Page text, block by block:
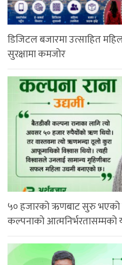
डिजिटल बजारमा उत्साहित
सुरक्षामा कमजोर
५० हजारको ऋणबाट सुरु भएको
कल्पनाको आत्मनिर्भरतासम्मको